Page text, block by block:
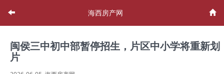
海西房产网
闽侯三中初中部暂停招生，片区中小学将重新划
片